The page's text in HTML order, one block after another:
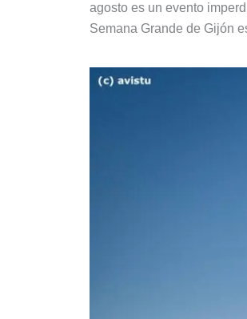
agosto es un evento
Semana Grande de Gijón